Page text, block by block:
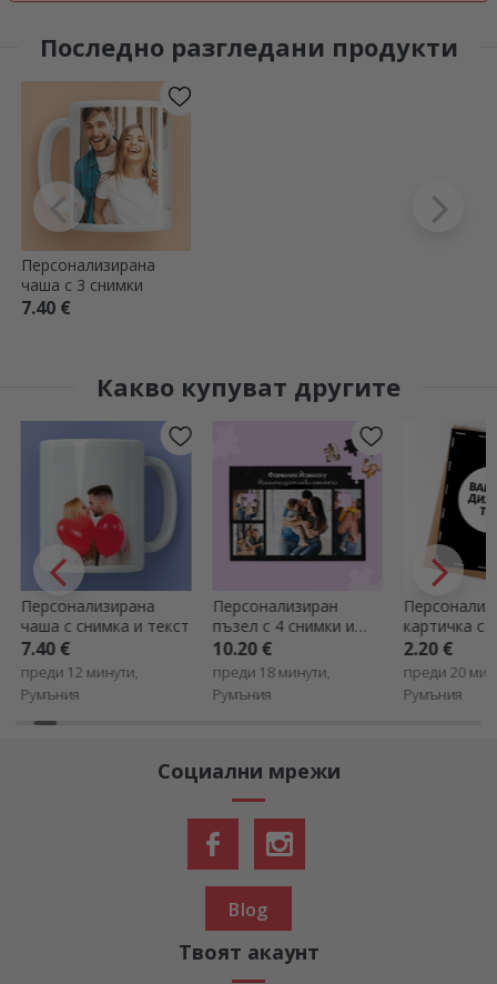
Последно разгледани продукти
Персонализирана
чаша с 3 снимки
7.40 €
Какво купуват другите
Персонализирана
чаша с снимка и текст
7.40 €
преди 12 минути,
Румъния
Персонализиран
пъзел с 4 снимки и
текст, 28x19 см
10.20 €
преди 18 минути,
Румъния
картичка с
собствен
2.20 €
преди 20
Румъния
Социални мрежи
Blog
Твоят акаунт